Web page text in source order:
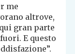
me
altrove,
gran parte
E questo